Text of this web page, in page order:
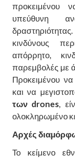
προκειμένου
υπεύθυνη
κινδύνους
απόρρητο,
παρεμβολές με
Προκειμένου να
και να
των drones,
ολοκληρωμένο
Αρχές
Το κείμενο